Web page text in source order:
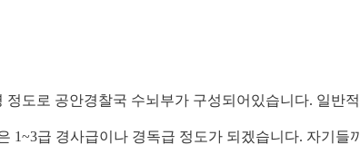
정도로 공안경찰국 수뇌부가 구성되어있습니다. 일반적
1~3급 경사급이나 경독급 정도가 되겠습니다. 자기들끼